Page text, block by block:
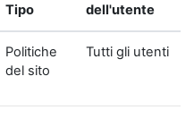
Tipo
dell'utente
Politiche
del sito
Tutti gli utenti